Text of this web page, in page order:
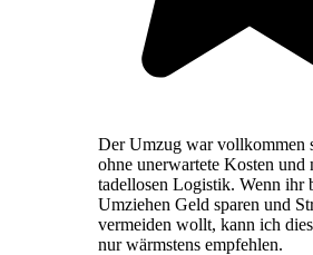
Der Umzug war vollkommen
ohne unerwartete Kosten und
tadellosen Logistik. Wenn ihr
Umziehen Geld sparen und
vermeiden wollt, kann ich
nur wärmstens empfehlen.